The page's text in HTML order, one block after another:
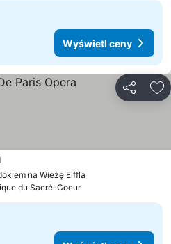
Wyświetl ceny
na Wieżę Eiffla
du Sacré-Coeur